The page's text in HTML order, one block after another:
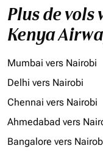
Plus de vols
Kenya
Mumbai vers Nairobi
Delhi vers Nairobi
Chennai vers Nairobi
Ahmedabad vers
Bangalore vers